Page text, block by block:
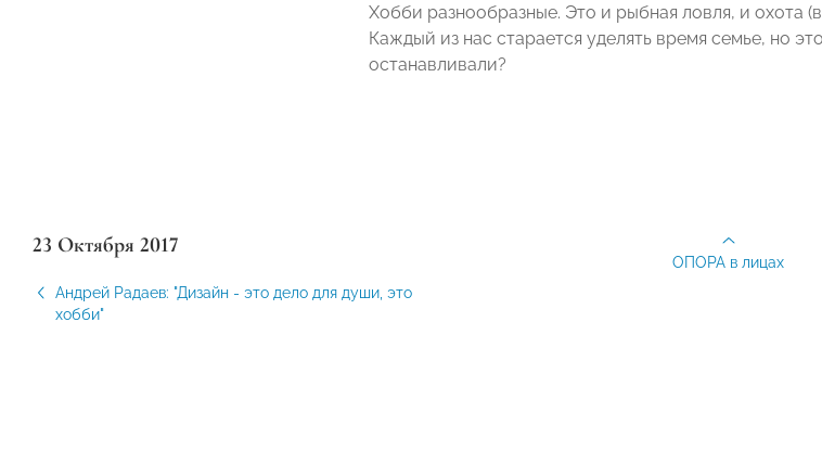
Хобби разнообразные. Это и рыбная ловля, и охота
Каждый из нас старается уделять время семье, но
останавливали?
23 Октября 2017
Андрей Радаев: "Дизайн - это дело для души, это
хобби"
ОПОРА в лицах